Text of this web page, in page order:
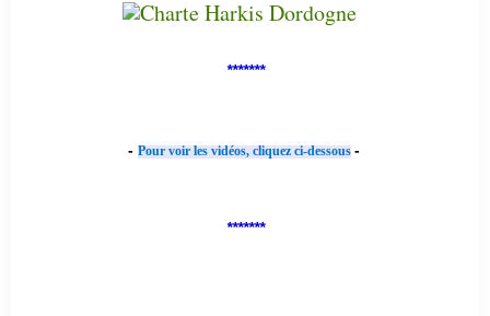
*******
- Pour voir les vidéos, cliquez ci-dessous -
*******